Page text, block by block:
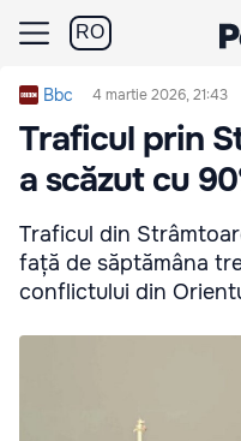
RO
Bbc 4 martie 2026, 21:43
Traficul prin
a scăzut cu
Traficul din
față de săptămâna
conflictului din